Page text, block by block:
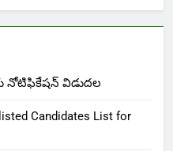
నోటిఫికేషన్ విడుదల
Candidates List for